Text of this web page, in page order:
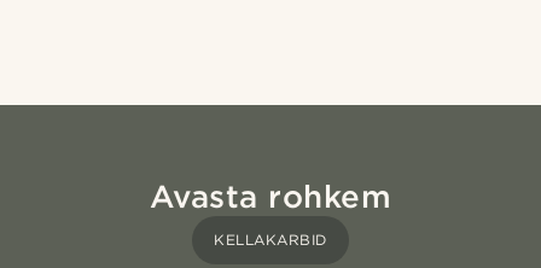
Avasta rohkem
KELLAKARBID